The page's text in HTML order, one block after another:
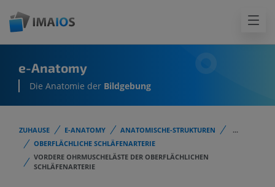
e-Anatomy
Die Anatomie der Bildgebung
ZUHAUSE E-ANATOMY ANATOMISCHE-STRUKTUREN
...
OBERFLÄCHLICHE SCHLÄFENARTERIE
VORDERE OHRMUSCHELÄSTE DER OBERFLÄCHLICHEN
SCHLÄFENARTERIE